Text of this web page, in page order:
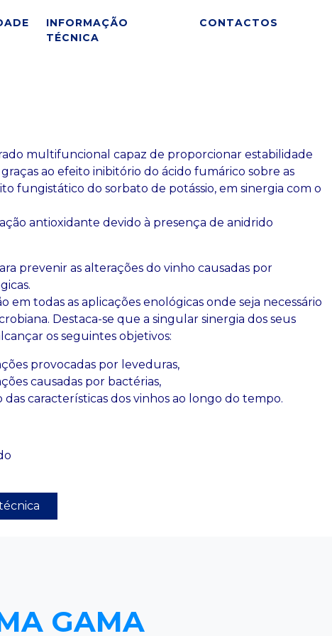
INFORMAÇÃO
TÉCNICA
CONTACTOS
multifuncional capaz de proporcionar estabilidade
ao efeito inibitório do ácido fumárico sobre as
fungistático do sorbato de potássio, em sinergia com o
antioxidante devido à presença de anidrido
prevenir as alterações do vinho causadas por
em todas as aplicações enológicas onde seja necessário
Destaca-se que a singular sinergia dos seus
os seguintes objetivos:
provocadas por leveduras,
causadas por bactérias,
características dos vinhos ao longo do tempo.
GAMA